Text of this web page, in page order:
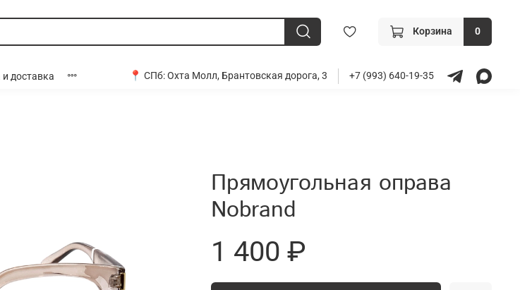
Корзина 0
доставка 📍 СПб:Охта Молл, Брантовская дорога, 3 +7 (993) 640-19-35
Прямоугольная оправа
Nobrand
1 400 ₽